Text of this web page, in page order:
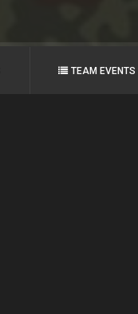
TEAM EVENTS